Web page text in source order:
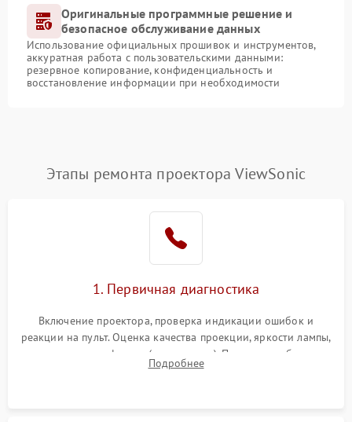
Оригинальные программные решение и
безопасное обслуживание данных
Использование официальных прошивок и инструментов,
аккуратная работа с пользовательскими данными:
резервное копирование, конфиденциальность и
восстановление информации при необходимости
Этапы ремонта проектора ViewSonic
1. Первичная диагностика
Включение проектора, проверка индикации ошибок и
реакции на пульт. Оценка качества проекции, яркости лампы,
наличия артефактов (точки, пятна). Проверка работы
системы охлаждения по уровню шума вентиляторов.
Подробнее